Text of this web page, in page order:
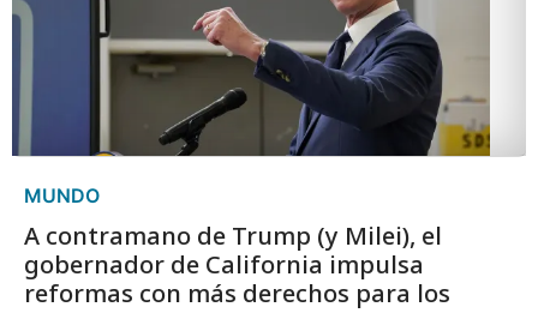
MUNDO
A contramano de Trump (y Milei), el
gobernador de California impulsa
reformas con más derechos para los